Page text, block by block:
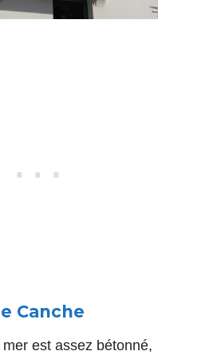
Canche
est assez bétonné,